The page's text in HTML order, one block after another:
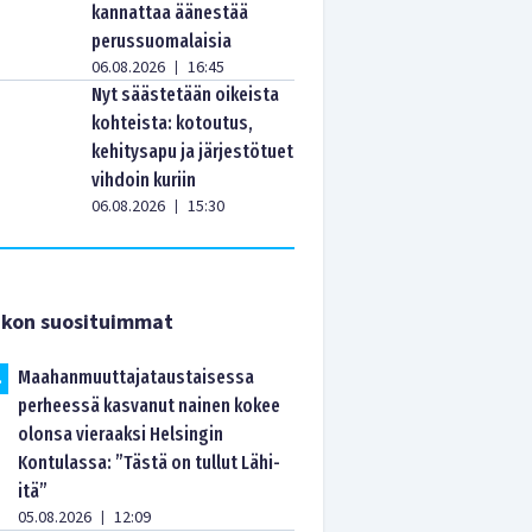
kannattaa äänestää
perussuomalaisia
06.08.2026 | 16:45
Nyt säästetään oikeista
kohteista: kotoutus,
kehitysapu ja järjestötuet
vihdoin kuriin
06.08.2026 | 15:30
suosituimmat
Maahanmuuttajataustaisessa
perheessä kasvanut nainen kokee
olonsa vieraaksi Helsingin
Kontulassa: ”Tästä on tullut Lähi-
itä”
05.08.2026 | 12:09